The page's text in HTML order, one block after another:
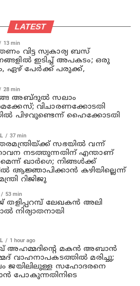
LATEST
13 min
വിട്ട സ്വകാര്യ ബസ്
ഇടിച്ച് അപകടം; ഒരു
ഏഴ് പേര്‍ക്ക് പരുക്ക്,
28 min
അബ്ദുല്‍ സലാം
വിചാരണക്കോടതി
പിഴവുണ്ടെന്ന് ഹൈക്കോടതി
37 min
സഭയില്‍ വന്ന്
നടത്തുന്നതിന് എന്താണ്
ഖാര്‍ഗെ; നിങ്ങള്‍ക്ക്
ആജ്ഞാപിക്കാന്‍ കഴിയില്ലെന്ന്
റിജിജു
53 min
തളിപ്പറമ്പ് ലേഖകൻ അലി
നിര്യാതനായി
1 hour ago
അഹമ്മദിന്റെ മകന്‍ അബാന്‍
വാഹനാപകടത്തില്‍ മരിച്ചു;
ജയിലിലുള്ള സഹോദരനെ
പോകുന്നതിനിടെ